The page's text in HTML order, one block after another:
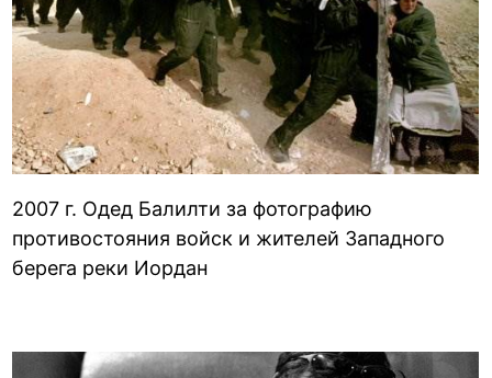
2007 г. Одед Балилти за фотографию
противостояния войск и жителей Западного
берега реки Иордан